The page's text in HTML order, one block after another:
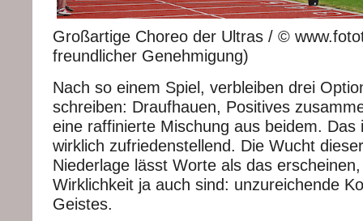
Großartige Choreo der Ultras / ©
freundlicher Genehmigung)
Nach so einem Spiel, verbleiben drei
schreiben: Draufhauen, Positives
eine raffinierte Mischung aus beidem. Das
wirklich zufriedenstellend. Die Wucht
Niederlage lässt Worte als das
Wirklichkeit ja auch sind: unzureichende
Geistes.